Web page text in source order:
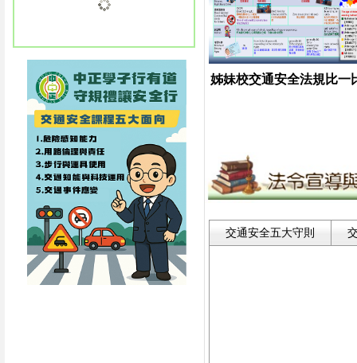
姊妹校交通安全法規比一
交通安全五大守則